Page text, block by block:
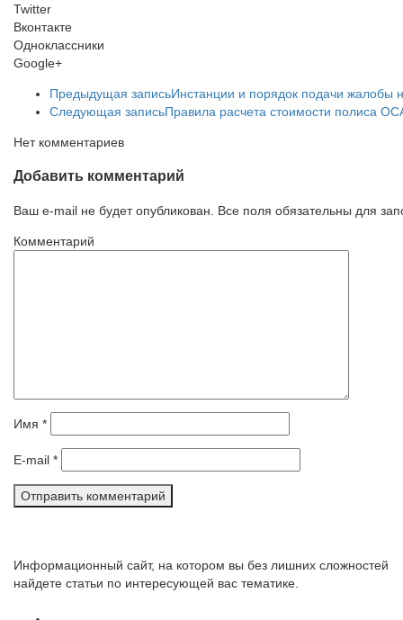
Twitter
Вконтакте
Одноклассники
Google+
Предыдущая записьИнстанции и порядок подачи жалобы
Следующая записьПравила расчета стоимости полиса
Нет комментариев
Добавить комментарий
Ваш e-mail не будет опубликован. Все поля обязательны для
Комментарий
Имя *
E-mail *
Информационный сайт, на котором вы без лишних сложностей
найдете статьи по интересующей вас тематике.